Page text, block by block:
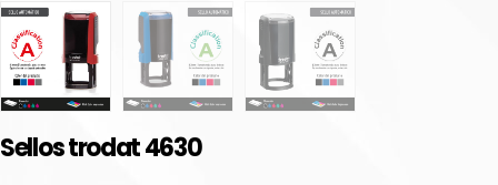
Sellos trodat 4630